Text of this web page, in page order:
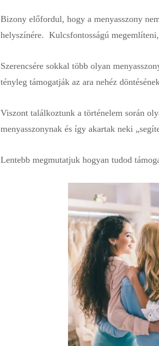
Bizony előfordul, hogy a menyasszony
helyszínére. Kulcsfontosságú
Szerencsére sokkal több olyan
tényleg támogatják az ara nehéz
Viszont találkoztunk a történelem során
menyasszonynak és így akartak neki
Lentebb megmutatjuk hogyan tudod